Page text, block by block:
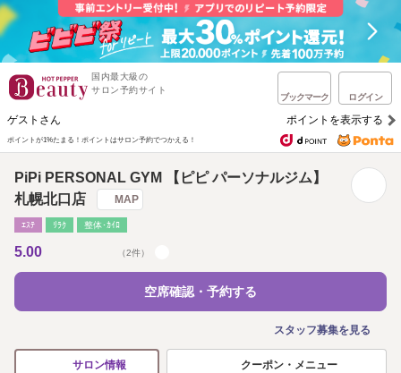
国内最大級の
サロン予約サイト
ブックマーク ログイン
ゲストさん ポイントを表示する
ポイントが1%たまる！ ポイントはサロン予約でつかえる！
PiPi PERSONAL GYM 【ピピ パーソナルジム】
札幌北口店
MAP
ｴｽﾃ ﾘﾗｸ 整体･ｶｲﾛ
5.00 （2件）
空席確認・予約する
スタッフ募集を見る
サロン情報 クーポン・メニュー